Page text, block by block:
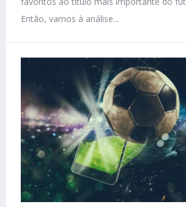
Então, vamos à análise...